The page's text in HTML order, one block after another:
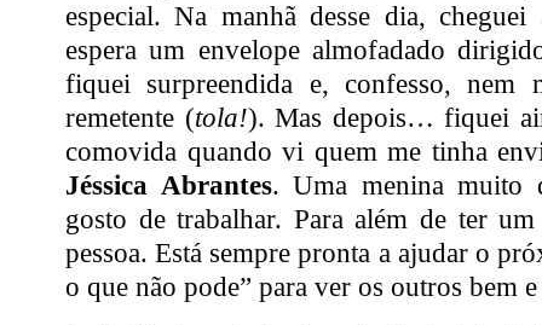
especial. Na manhã desse dia,
espera um envelope almofadado
fiquei surpreendida e, confesso,
remetente (tola!). Mas depois… fiquei
comovida quando vi quem me tinha
Jéssica Abrantes. Uma menina muito
gosto de trabalhar. Para além de ter
pessoa. Está sempre pronta a ajudar o
o que não pode” para ver os outros bem